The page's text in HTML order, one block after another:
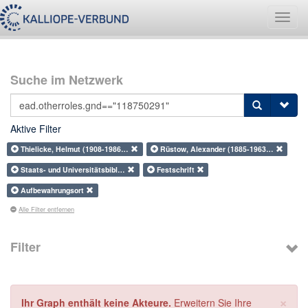
Suche im Netzwerk
Aktive Filter
Thielicke, Helmut (1908-1986…
Rüstow, Alexander (1885-1963…
Staats- und Universitätsbibl…
Festschrift
Aufbewahrungsort
Alle Filter entfernen
Filter
×
Ihr Graph enthält keine Akteure. Erweitern Sie Ihre